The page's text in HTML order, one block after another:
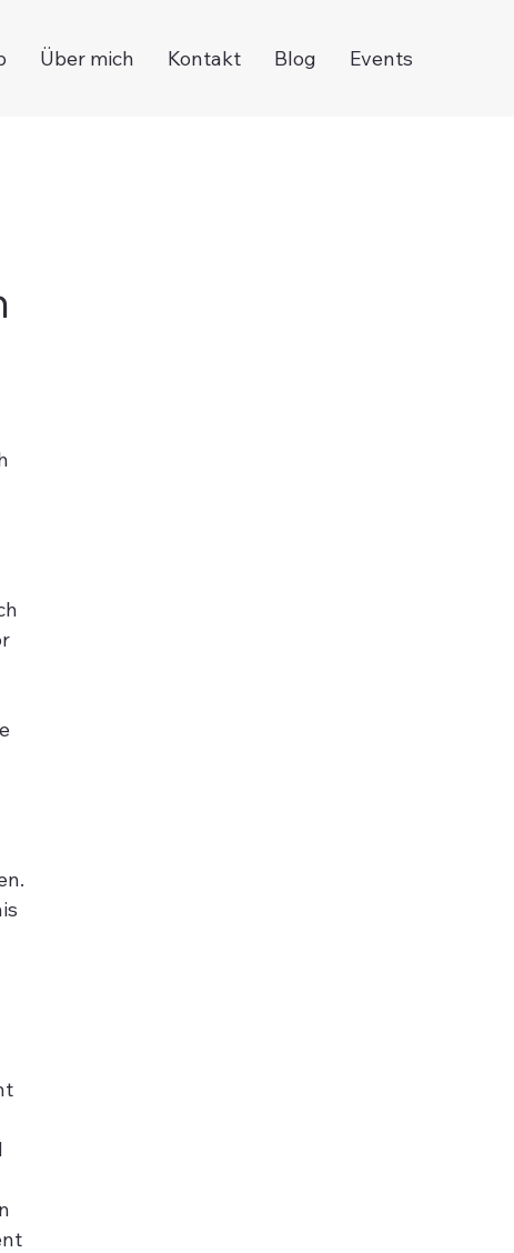
Über mich Kontakt Blog Events